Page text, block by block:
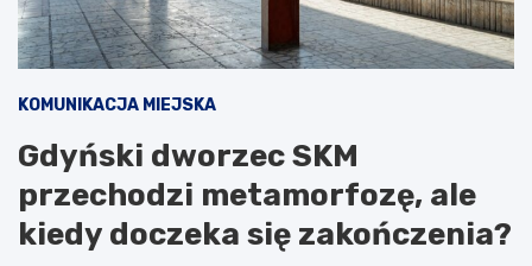
KOMUNIKACJA MIEJSKA
Gdyński dworzec SKM
przechodzi metamorfozę, ale
kiedy doczeka się zakończenia?